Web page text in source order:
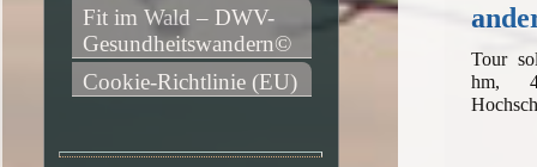
Tour
hm,
Fit im Wald – DWV-
Gesundheitswandern©
Cookie-Richtlinie (EU)